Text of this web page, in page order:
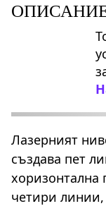
Лазерният
създава пет
хоризонтална
четири линии,